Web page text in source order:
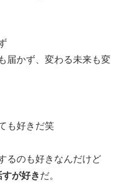
届かず、変わる未来も変
も好きだ笑
るのも好きなんだけど
すが好きだ。